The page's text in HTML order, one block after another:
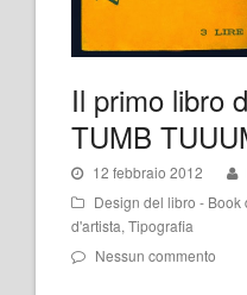
Il primo libro
TUMB
12 febbraio 2012
Design del libro - Book
d'artista,Tipografia
Nessun commento